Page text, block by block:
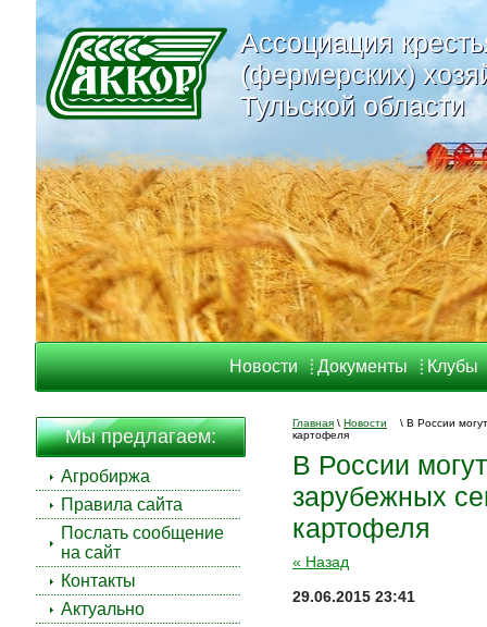
Новости Документы Клубы
Ассоциация
(фермерских)
Тульской области
Ассоциация
(фермерских)
Тульской области
Главная \ Новости \ В России
картофеля
В России
зарубежных
картофеля
« Назад
29.06.2015 23:41
Мы предлагаем:
Агробиржа
Правила сайта
Послать сообщение
на сайт
Контакты
Актуально